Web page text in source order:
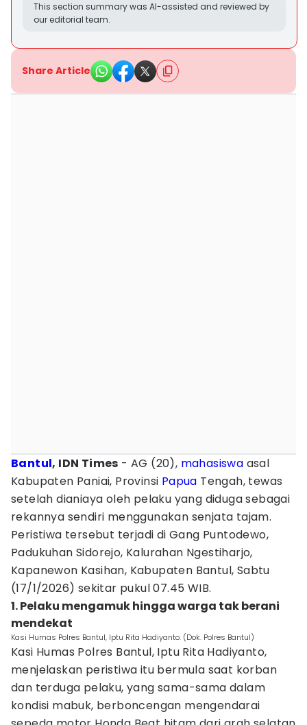
This section summary was AI-assisted and reviewed by
our editorial team.
Share Article
Bantul, IDN Times - AG (20), mahasiswa asal
Kabupaten Paniai, Provinsi Papua Tengah, tewas
setelah dianiaya oleh pelaku yang diduga sebagai
rekannya sendiri menggunakan senjata tajam.
Peristiwa tersebut terjadi di Gang Puntodewo,
Padukuhan Sidorejo, Kalurahan Ngestiharjo,
Kapanewon Kasihan, Kabupaten Bantul, Sabtu
(17/1/2026) sekitar pukul 07.45 WIB.
1. Pelaku mengamuk hingga warga tak berani
mendekat
Kasi Humas Polres Bantul, Iptu Rita Hadiyanto. (Dok. Polres Bantul)
Kasi Humas Polres Bantul, Iptu Rita Hadiyanto,
menjelaskan peristiwa itu bermula saat korban
dan terduga pelaku, yang sama-sama dalam
kondisi mabuk, berboncengan mengendarai